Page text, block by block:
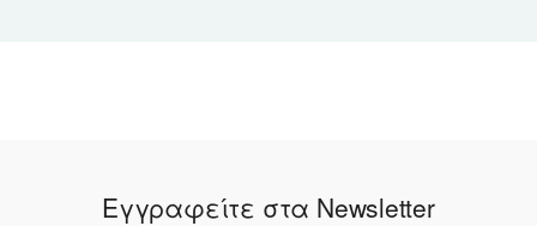
Εγγραφείτε στα Newsletter